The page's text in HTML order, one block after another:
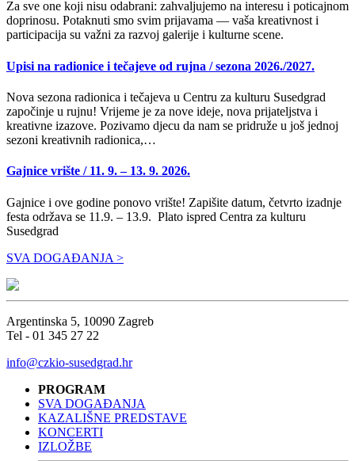
Za sve one koji nisu odabrani: zahvaljujemo na interesu i poticajnom
doprinosu. Potaknuti smo svim prijavama — vaša kreativnost i
participacija su važni za razvoj galerije i kulturne scene.
Upisi na radionice i tečajeve od rujna / sezona 2026./2027.
Nova sezona radionica i tečajeva u Centru za kulturu Susedgrad
započinje u rujnu! Vrijeme je za nove ideje, nova prijateljstva i
kreativne izazove. Pozivamo djecu da nam se pridruže u još jednoj
sezoni kreativnih radionica,…
Gajnice vrište / 11. 9. – 13. 9. 2026.
Gajnice i ove godine ponovo vrište! Zapišite datum, četvrto izadnje
festa održava se 11.9. – 13.9. Plato ispred Centra za kulturu
Susedgrad
SVA DOGAĐANJA >
Argentinska 5, 10090 Zagreb
Tel - 01 345 27 22
info@czkio-susedgrad.hr
PROGRAM
SVA DOGAĐANJA
KAZALIŠNE PREDSTAVE
KONCERTI
IZLOŽBE